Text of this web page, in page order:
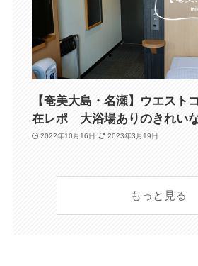
【奄美大島・名瀬】ウエス
在レポ 大浴場ありのきれい
2022年10月16日 2023年3月19日
もっと見る